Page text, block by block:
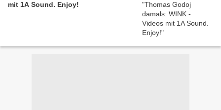
mit 1A Sound. Enjoy!